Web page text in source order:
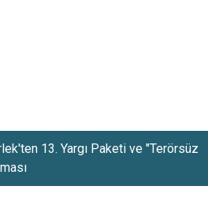
13. Yargı Paketi ve "Terörsüz
Kampanyasında 9 Günlük